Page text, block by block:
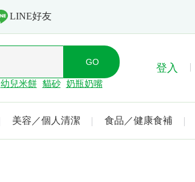
LINE好友
幼兒米餅 貓砂 奶瓶奶嘴
登入
美容／個人清潔 食品／健康食補